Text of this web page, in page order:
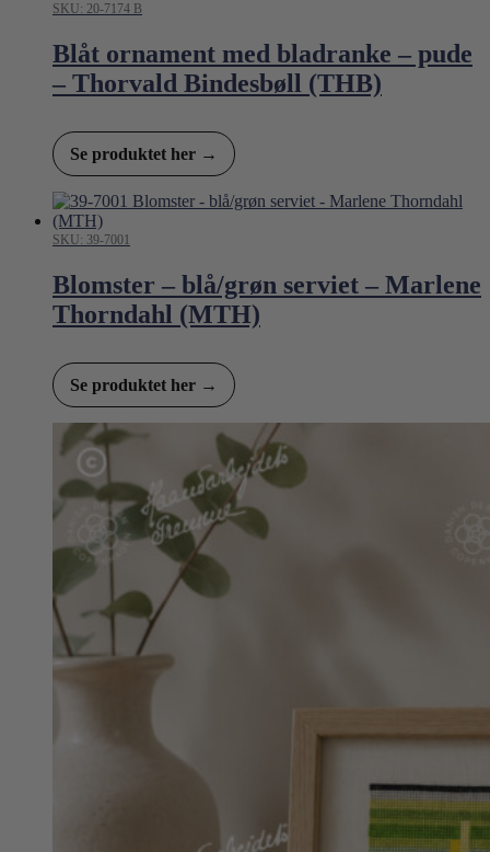
SKU: 20-7174 B
Blåt ornament med bladranke – pude
– Thorvald Bindesbøll (THB)
Se produktet her →
SKU: 39-7001
Blomster – blå/grøn serviet – Marlene
Thorndahl (MTH)
Se produktet her →